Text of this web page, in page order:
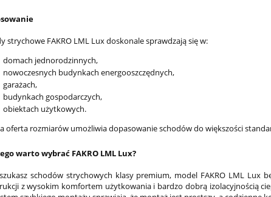
strychowe FAKRO LML Lux doskonale sprawdzają się w:
domach jednorodzinnych,
nowoczesnych budynkach energooszczędnych,
garażach,
budynkach gospodarczych,
obiektach użytkowych.
oferta rozmiarów umożliwia dopasowanie schodów do większości
warto wybrać FAKRO LML Lux?
szukasz schodów strychowych klasy premium, model FAKRO LML Lux
z wysokim komfortem użytkowania i bardzo dobrą izolacyjnością